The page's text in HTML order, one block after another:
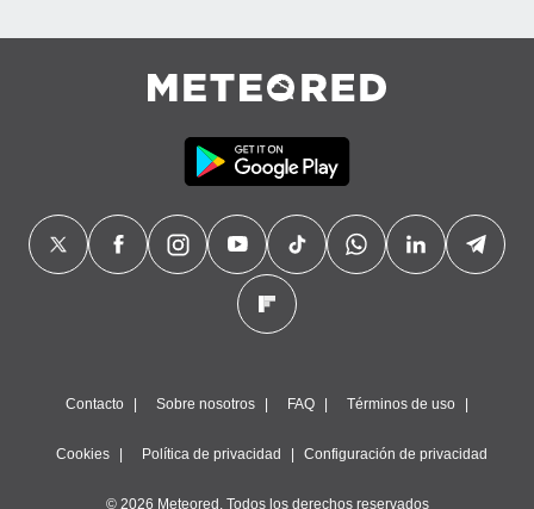
1199
Contacto Sobre nosotros FAQ Términos de uso
Cookies Política de privacidad Configuración de privacidad
© 2026 Meteored. Todos los derechos reservados